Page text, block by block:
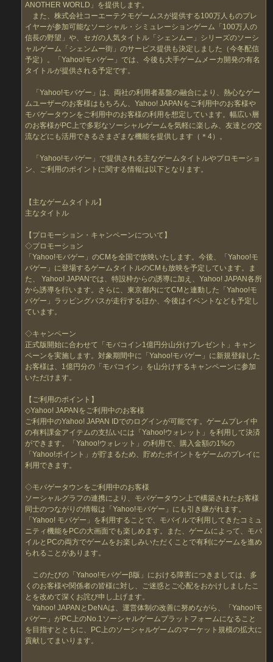
ANOTHER WORLD」を提供します。
また、株式会社コーエーテクモゲームスが提供する100万人ものプレ
イヤーが参加可能なソーシャル・シミュレーションゲーム「100万人の
信長の野望」や、セガの人気タイトル「シェンムー」シリーズのソーシ
ャルゲーム「シェンムー街」のサービス提供も決定しました（今冬配信
予定）。「Yahoo!モバゲー」では、今後も大手ゲームメーカ開発の有名
タイトルが提供される予定です。
「Yahoo!モバゲー」は、両社の利用者基盤の融合により、熱心なゲー
ムユーザーのお客様はもちろん、Yahoo! JAPANをご利用中のお客様や
モバゲータウンをご利用中のお客様の利用を想定しています。幅広い層
のお客様がPC上で多彩なソーシャルゲームを気軽に楽しみ、友達との交
流などにも活用できるさまざまな機能を提供します（＊4）。
「Yahoo!モバゲー」で提供される主なゲームタイトルやプロモーショ
ン、ご利用のポイントに関する情報は以下となります。
【主なゲームタイトル】
主なタイトル
【プロモーション・キャンペーンについて】
◇プロモーション
「Yahoo!モバゲー」のCMを全国で放映いたします。今後、「Yahoo!モ
バゲー」に登場するゲームタイトルのCMも放映を予定しています。ま
た、 Yahoo! JAPANでは、特設枠からの誘導に加え、Yahoo! JAPAN各所
から誘導を行います。さらに、東京都内にてCMと連動した「Yahoo!モ
バゲー」ラッピングバスが走行するほか、今後はイベントなども予定し
ています。
◇キャンペーン
正式版開始に合わせて「モバコイン1億円分山分けプレゼント」キャン
ペーンを実施します。対象期間中に「Yahoo!モバゲー」に新規登録した
お客様は、1億円分の「モバコイン」を山分けするキャンペーンに参加
いただけます。
【ご利用のポイント】
◇Yahoo! JAPANをご利用中のお客様
ご利用中のYahoo! JAPAN IDでのログインが可能です。ゲームプレイ中
の有料課金アイテムの支払いには「Yahoo!ウォレット」を利用して決済
ができます。「Yahoo!ウォレット」の利用で、購入金額の1%の
「Yahoo!ポイント」が貯まるため、貯めたポイントをゲームのプレイに
利用できます。
◇モバゲータウンをご利用中のお客様
ソーシャルグラフの連携により、モバゲータウン上で構築されたお客様
同士のつながりの情報は「Yahoo!モバゲー」にも引き継がれます。
「Yahoo! モバゲー」を利用することで、モバイルで利用してきたコミュ
ニティ機能をPCの大画面でも楽しめます。また、ゲームによって、モバ
イルとPCの両方でゲームをお楽しみいただくことで有利にゲームを進め
られることがあります。
このたびの「Yahoo!モバゲーβ版」における障害につきましては、多
くのお客様や関係者の皆様に対し、ご迷惑とご心配をおかけしましたこ
とを改めて深くお詫び申し上げます。
Yahoo! JAPANとDeNAは、運営体制の改善に努めながら、「Yahoo!モ
バゲー」がPC上のNo.1ソーシャルゲームプラットフォームになること
を目指すとともに、PC上のソーシャルゲームのマーケット規模の拡大に
貢献してまいります。